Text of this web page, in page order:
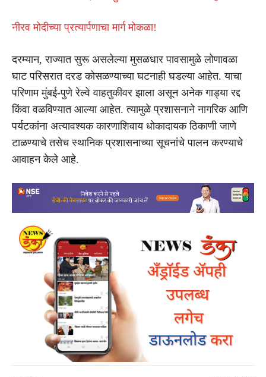
नीरव मोदीच्या प्रत्यार्पणाचा मार्ग मोकळा!
दरम्यान, राज्यात सुरू असलेल्या मुसळधार पावसामुळे लोणावळा
घाट परिसरात दरड कोसळण्याच्या घटनाही घडल्या आहेत. याचा
परिणाम मुंबई-पुणे रेल्वे वाहतुकीवर झाला असून अनेक गाड्या रद्द
किंवा वळविण्यात आल्या आहेत. त्यामुळे प्रशासनाने नागरिक आणि
पर्यटकांना अत्यावश्यक कारणाशिवाय धोकादायक ठिकाणी जाणे
टाळण्याचे तसेच स्थानिक प्रशासनाच्या सूचनांचे पालन करण्याचे
आवाहन केले आहे.